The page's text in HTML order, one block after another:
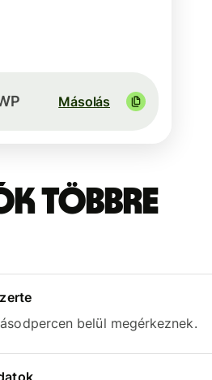
Másolás
többre
belül megérkeznek.